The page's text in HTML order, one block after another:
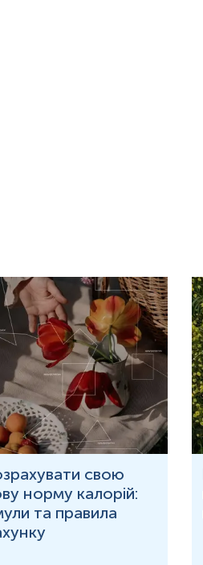
свою
норму калорій:
та правила